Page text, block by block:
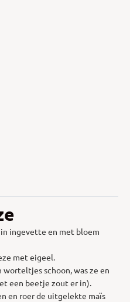
ingevette en met bloem
met eigeel.
worteltjes schoon, was ze en
een beetje zout er in).
en roer de uitgelekte maïs